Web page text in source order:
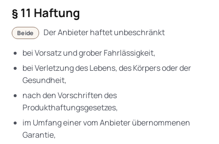
§ 11 Haftung
Beide
Der Anbieter haftet unbeschränkt
bei Vorsatz und grober Fahrlässigkeit,
bei Verletzung des Lebens, des Körpers oder der
Gesundheit,
nach den Vorschriften des
Produkthaftungsgesetzes,
im Umfang einer vom Anbieter übernommenen
Garantie,